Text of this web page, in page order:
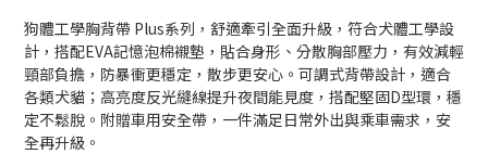
狗體工學胸背帶 Plus系列，舒適牽引全面升級，符合犬體工學設
計，搭配EVA記憶泡棉襯墊，貼合身形、分散胸部壓力，有效減輕
頸部負擔，防暴衝更穩定，散步更安心。可調式背帶設計，適合
各類犬貓；高亮度反光縫線提升夜間能見度，搭配堅固D型環，穩
定不鬆脫。附贈車用安全帶，一件滿足日常外出與乘車需求，安
全再升級。